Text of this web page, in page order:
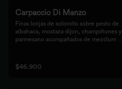
Carpaccio Di Manzo
Finas lonjas de solomito sobre pesto de
albahaca, mostaza dijon, champiñones y
parmesano acompañados de mezclum de
$46.900